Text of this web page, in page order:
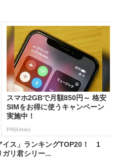
スマホ2GBで月額850円～ 格安
SIMをお得に使うキャンペーン
実施中！
PR(IIJmio)
イス」ランキングTOP20！ 1
ガリ君シリー...